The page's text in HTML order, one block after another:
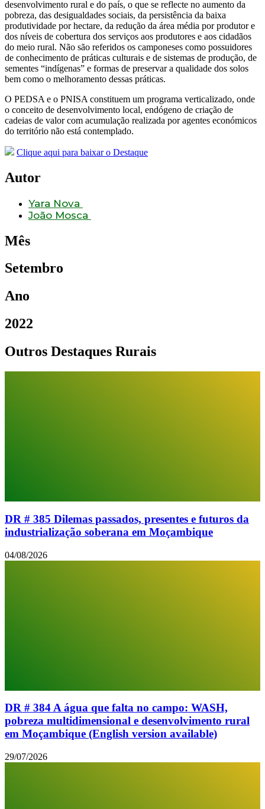
desenvolvimento rural e do país, o que se reflecte no aumento da
pobreza, das desigualdades sociais, da persistência da baixa
produtividade por hectare, da redução da área média por produtor e
dos níveis de cobertura dos serviços aos produtores e aos cidadãos
do meio rural. Não são referidos os camponeses como possuidores
de conhecimento de práticas culturais e de sistemas de produção, de
sementes “indígenas” e formas de preservar a qualidade dos solos
bem como o melhoramento dessas práticas.
O PEDSA e o PNISA constituem um programa verticalizado, onde
o conceito de desenvolvimento local, endógeno de criação de
cadeias de valor com acumulação realizada por agentes económicos
do território não está contemplado.
Clique aqui para baixar o Destaque
Autor
Yara Nova
João Mosca
Mês
Setembro
Ano
2022
Outros Destaques Rurais
DR # 385 Dilemas passados, presentes e futuros da
industrialização soberana em Moçambique
04/08/2026
DR # 384 A água que falta no campo: WASH,
pobreza multidimensional e desenvolvimento rural
em Moçambique (English version available)
29/07/2026